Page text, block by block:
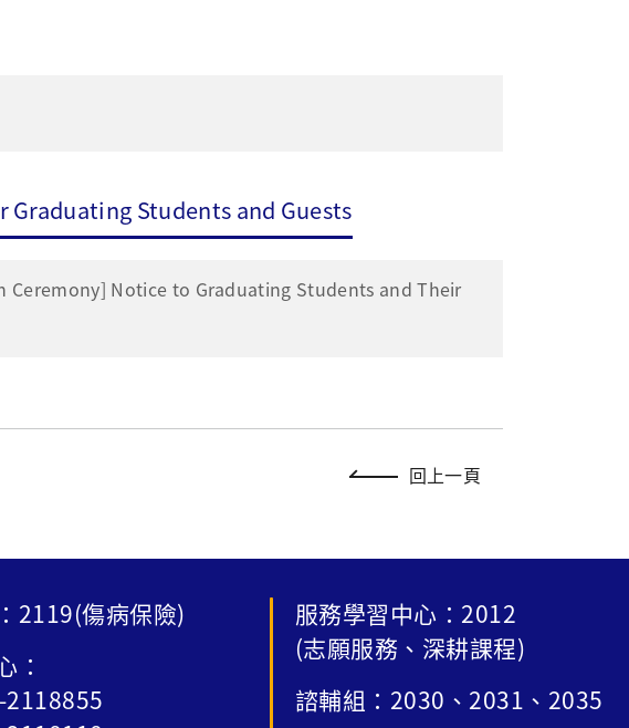
Students and Guests
Ceremony] Notice to Graduating Students and Their
回上一頁
2119(傷病保險)
：
2118855
服務學習中心：2012
(志願服務、深耕課程)
諮輔組：2030、2031、2035